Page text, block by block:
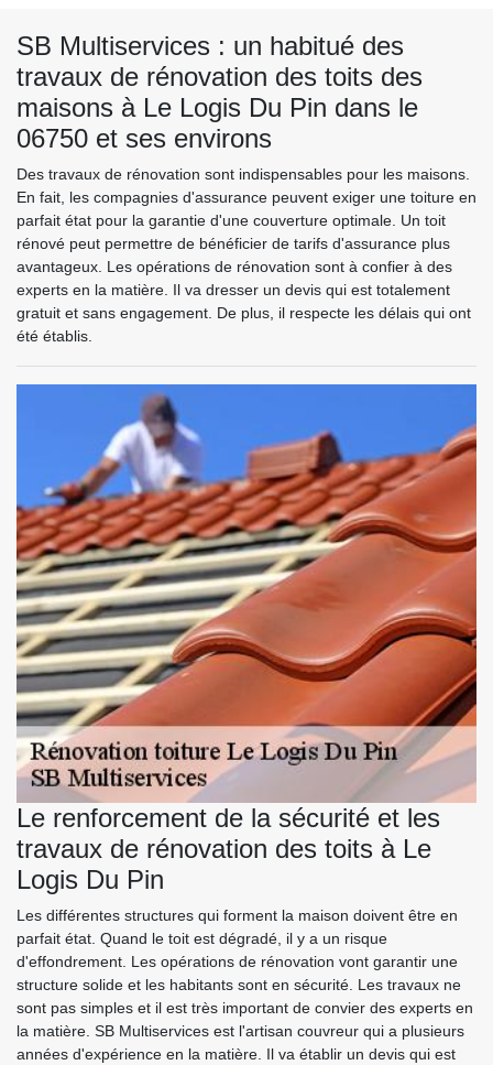
SB Multiservices : un habitué des
travaux de rénovation des toits des
maisons à Le Logis Du Pin dans le
06750 et ses environs
Des travaux de rénovation sont indispensables pour les maisons.
En fait, les compagnies d'assurance peuvent exiger une toiture en
parfait état pour la garantie d'une couverture optimale. Un toit
rénové peut permettre de bénéficier de tarifs d'assurance plus
avantageux. Les opérations de rénovation sont à confier à des
experts en la matière. Il va dresser un devis qui est totalement
gratuit et sans engagement. De plus, il respecte les délais qui ont
été établis.
Le renforcement de la sécurité et les
travaux de rénovation des toits à Le
Logis Du Pin
Les différentes structures qui forment la maison doivent être en
parfait état. Quand le toit est dégradé, il y a un risque
d'effondrement. Les opérations de rénovation vont garantir une
structure solide et les habitants sont en sécurité. Les travaux ne
sont pas simples et il est très important de convier des experts en
la matière. SB Multiservices est l'artisan couvreur qui a plusieurs
années d'expérience en la matière. Il va établir un devis qui est